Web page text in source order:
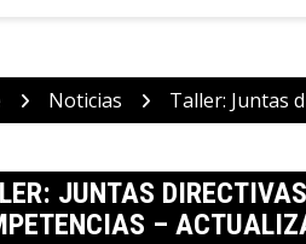
Noticias Taller: Juntas
JUNTAS
–